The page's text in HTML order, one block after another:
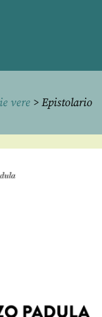
vere > Epistolario